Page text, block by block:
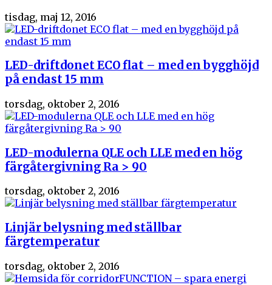
tisdag, maj 12, 2016
LED-driftdonet ECO flat – med en bygghöjd
på endast 15 mm
torsdag, oktober 2, 2016
LED-modulerna QLE och LLE med en hög
färgåtergivning Ra > 90
torsdag, oktober 2, 2016
Linjär belysning med ställbar
färgtemperatur
torsdag, oktober 2, 2016